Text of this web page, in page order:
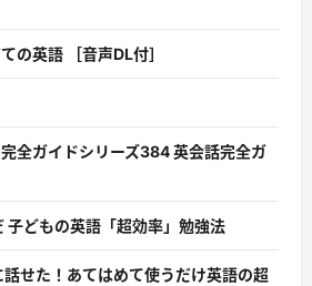
の英語 ［音声DL付］
全ガイドシリーズ384 英会話完全ガ
子どもの英語「超効率」勉強法
せた！あてはめて使うだけ英語の超